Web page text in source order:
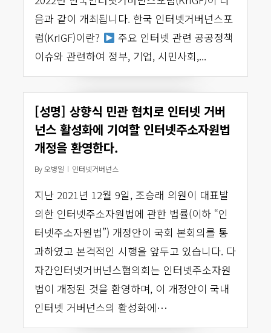
음과 같이 개최됩니다. 한국 인터넷거버넌스포
럼(KrIGF)이란?
주요 인터넷 관련 공공정책
이슈와 관련하여 정부, 기업, 시민사회,...
[성명] 상향식 민관 협치로 인터넷 거버
넌스 활성화에 기여할 인터넷주소자원법
개정을 환영한다.
By 오병일 인터넷거버넌스
지난 2021년 12월 9일, 조승래 의원이 대표발
의한 인터넷주소자원법에 관한 법률(이하 “인
터넷주소자원법”) 개정안이 국회 본회의를 통
과하였고 본격적인 시행을 앞두고 있습니다. 다
자간인터넷거버넌스협의회는 인터넷주소자원
법이 개정된 것을 환영하며, 이 개정안이 국내
인터넷 거버넌스의 활성화에…